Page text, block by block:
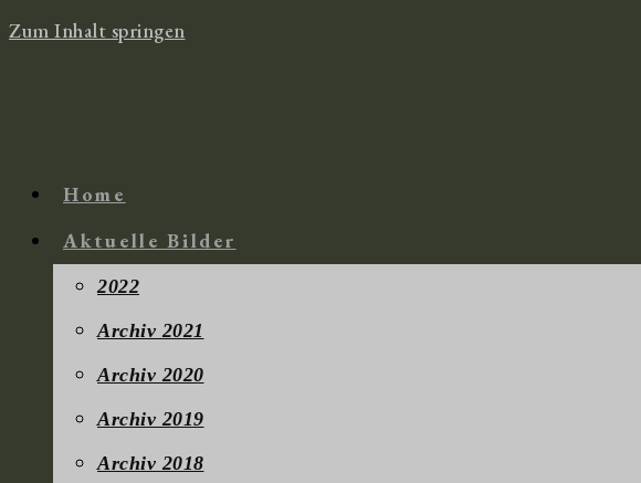
Zum Inhalt springen
Home
Aktuelle Bilder
2022
Archiv 2021
Archiv 2020
Archiv 2019
Archiv 2018